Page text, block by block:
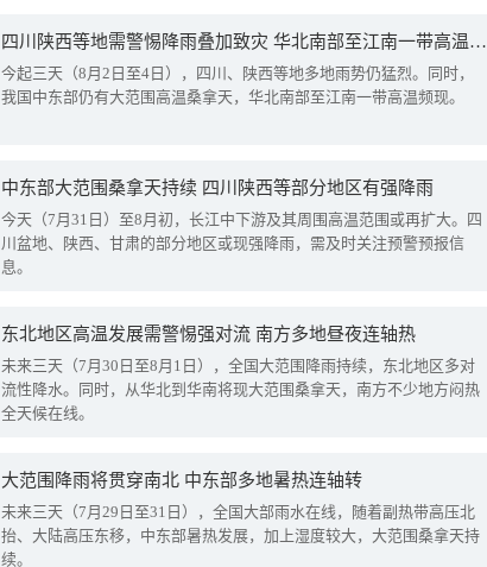
四川陕西等地需警惕降雨叠加致灾 华北南部至江南一带高温频现
今起三天（8月2日至4日），四川、陕西等地多地雨势仍猛烈。同时，
我国中东部仍有大范围高温桑拿天，华北南部至江南一带高温频现。
中东部大范围桑拿天持续 四川陕西等部分地区有强降雨
今天（7月31日）至8月初，长江中下游及其周围高温范围或再扩大。四
川盆地、陕西、甘肃的部分地区或现强降雨，需及时关注预警预报信
息。
东北地区高温发展需警惕强对流 南方多地昼夜连轴热
未来三天（7月30日至8月1日），全国大范围降雨持续，东北地区多对
流性降水。同时，从华北到华南将现大范围桑拿天，南方不少地方闷热
全天候在线。
大范围降雨将贯穿南北 中东部多地暑热连轴转
未来三天（7月29日至31日），全国大部雨水在线，随着副热带高压北
抬、大陆高压东移，中东部暑热发展，加上湿度较大，大范围桑拿天持
续。